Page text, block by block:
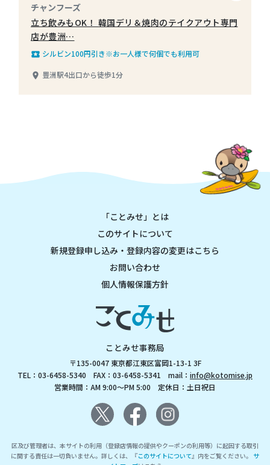
チャンフーズ
立ち飲みもOK！ 韓国デリ＆焼肉のテイクアウト専門
店が豊洲…
local_play シルビン100円引き※お一人様で何個でも利用可
place 豊洲駅4出口から徒歩1分
「ことみせ」とは
このサイトについて
新規登録申し込み・登録内容の変更はこちら
お問い合わせ
個人情報保護方針
ことみせ事務局
〒135-0047 東京都江東区富岡1-13-1 3F
TEL：03-6458-5340 FAX：03-6458-5341 mail： info@kotomise.jp
営業時間：AM 9:00～PM 5:00 定休日：土日祝日
区及び管理者は、本サイトの利用（登録店情報の提供やクーポンの利用等）に起因する取引
に関する責任は一切負いません。詳しくは、『このサイトについて』内をご覧ください。 サ